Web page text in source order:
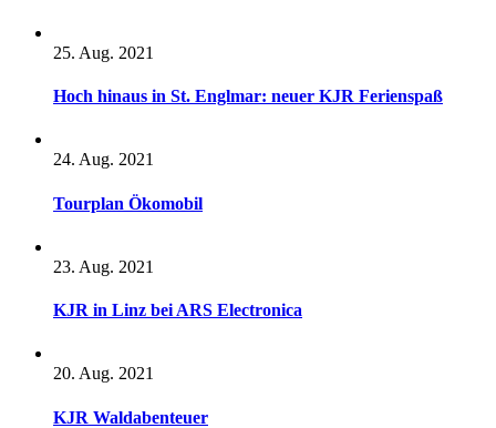
25. Aug. 2021
Hoch hinaus in St. Englmar: neuer KJR Ferienspaß
24. Aug. 2021
Tourplan Ökomobil
23. Aug. 2021
KJR in Linz bei ARS Electronica
20. Aug. 2021
KJR Waldabenteuer